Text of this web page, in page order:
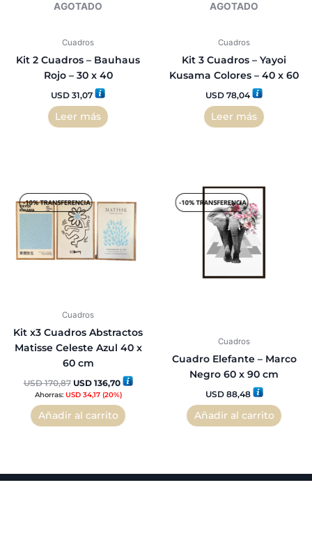
AGOTADO
Cuadros
Kit 2 Cuadros – Bauhaus
Rojo – 30 x 40
USD 31,07
Leer más
AGOTADO
Cuadros
Kit 3 Cuadros – Yayoi
Kusama Colores – 40 x 60
USD 78,04
Leer más
Cuadros
Kit x3 Cuadros Abstractos
Matisse Celeste Azul 40 x
60 cm
USD170,87
era:
USD 170,87.
USD136,70
USD 136,70.
Ahorras: USD34,17 (20%)
Añadir al carrito
Cuadros
Cuadro Elefante – Marco
Negro 60 x 90 cm
USD88,48
Añadir al carrito